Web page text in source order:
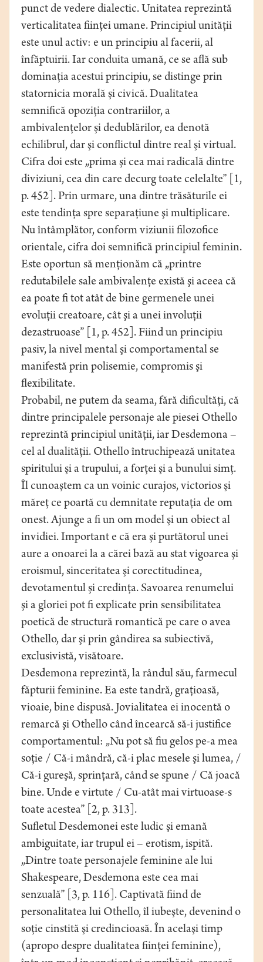
punct de vedere dialectic. Unitatea reprezintă
verticalitatea fiinţei umane. Principiul unităţii
este unul activ: e un principiu al facerii, al
înfăptuirii. Iar conduita umană, ce se află sub
dominaţia acestui principiu, se distinge prin
statornicia morală şi civică. Dualitatea
semnifică opoziţia contrariilor, a
ambivalenţelor şi dedublărilor, ea denotă
echilibrul, dar şi conflictul dintre real şi virtual.
Cifra doi este „prima şi cea mai radicală dintre
diviziuni, cea din care decurg toate celelalte” [1,
p. 452]. Prin urmare, una dintre trăsăturile ei
este tendinţa spre separaţiune şi multiplicare.
Nu întâmplător, conform viziunii filozofice
orientale, cifra doi semnifică principiul feminin.
Este oportun să menţionăm că „printre
redutabilele sale ambivalenţe există şi aceea că
ea poate fi tot atât de bine germenele unei
evoluţii creatoare, cât şi a unei involuţii
dezastruoase” [1, p. 452]. Fiind un principiu
pasiv, la nivel mental şi comportamental se
manifestă prin polisemie, compromis şi
flexibilitate.
Probabil, ne putem da seama, fără dificultăţi, că
dintre principalele personaje ale piesei Othello
reprezintă principiul unităţii, iar Desdemona –
cel al dualităţii. Othello întruchipează unitatea
spiritului şi a trupului, a forţei şi a bunului simţ.
Îl cunoaştem ca un voinic curajos, victorios şi
măreţ ce poartă cu demnitate reputaţia de om
onest. Ajunge a fi un om model şi un obiect al
invidiei. Important e că era şi purtătorul unei
aure a onoarei la a cărei bază au stat vigoarea şi
eroismul, sinceritatea şi corectitudinea,
devotamentul şi credinţa. Savoarea renumelui
şi a gloriei pot fi explicate prin sensibilitatea
poetică de structură romantică pe care o avea
Othello, dar şi prin gândirea sa subiectivă,
exclusivistă, visătoare.
Desdemona reprezintă, la rândul său, farmecul
făpturii feminine. Ea este tandră, graţioasă,
vioaie, bine dispusă. Jovialitatea ei inocentă o
remarcă şi Othello când încearcă să-i justifice
comportamentul: „Nu pot să fiu gelos pe-a mea
soţie / Că-i mândră, că-i plac mesele şi lumea, /
Că-i gureşă, sprinţară, când se spune / Că joacă
bine. Unde e virtute / Cu-atât mai virtuoase-s
toate acestea” [2, p. 313].
Sufletul Desdemonei este ludic şi emană
ambiguitate, iar trupul ei – erotism, ispită.
„Dintre toate personajele feminine ale lui
Shakespeare, Desdemona este cea mai
senzuală” [3, p. 116]. Captivată fiind de
personalitatea lui Othello, îl iubeşte, devenind o
soţie cinstită şi credincioasă. În acelaşi timp
(apropo despre dualitatea fiinţei feminine),